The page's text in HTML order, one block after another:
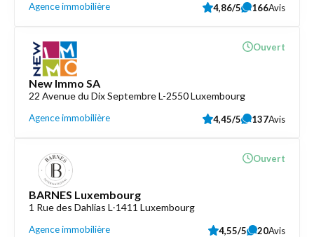
Agence immobilière 4,86/5 166Avis
New Immo SA
22 Avenue du Dix Septembre L-2550 Luxembourg
Agence immobilière
Ouvert
4,45/5 137Avis
BARNES Luxembourg
1 Rue des Dahlias L-1411 Luxembourg
Agence immobilière
Ouvert
4,55/5 20Avis